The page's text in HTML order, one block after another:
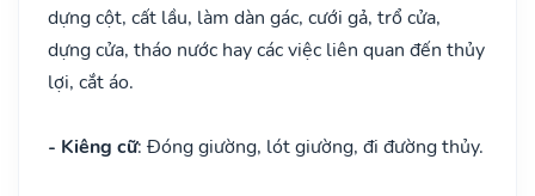
dựng cột, cất lầu, làm dàn gác, cưới gả, trổ cửa,
dựng cửa, tháo nước hay các việc liên quan đến thủy
lợi, cắt áo.
- Kiêng cữ: Đóng giường, lót giường, đi đường thủy.